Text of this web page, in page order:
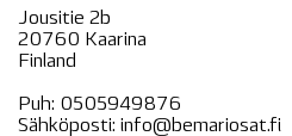
Jousitie 2b
20760 Kaarina
Finland
Puh: 0505949876
Sähköposti: info@bemariosat.fi